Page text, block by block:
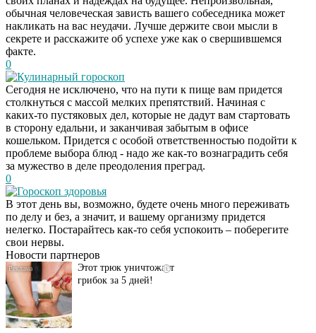
обычная человеческая зависть вашего собеседника может
накликать на вас неудачи. Лучше держите свои мысли в
секрете и расскажите об успехе уже как о свершившемся
факте.
0
Кулинарный гороскоп
Сегодня не исключено, что на пути к пище вам придется
столкнуться с массой мелких препятствий. Начиная с
каких-то пустяковых дел, которые не дадут вам стартовать
в сторону едальни, и заканчивая забытым в офисе
кошельком. Придется с особой ответственностью подойти к
проблеме выбора блюд - надо же как-то вознаградить себя
за мужество в деле преодоления преград.
0
Гороскоп здоровья
В этот день вы, возможно, будете очень много переживать
по делу и без, а значит, и вашему организму придется
нелегко. Постарайтесь как-то себя успокоить – поберегите
свои нервы.
Новости партнеров
Даже самый
запущенный грибок
исчезнет с корнем,
если перед сном…
i
Этот трюк уничтожает
грибок за 5 дней!